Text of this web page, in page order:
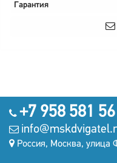
Гарантия
+7 958 581
Россия, Москва, улица